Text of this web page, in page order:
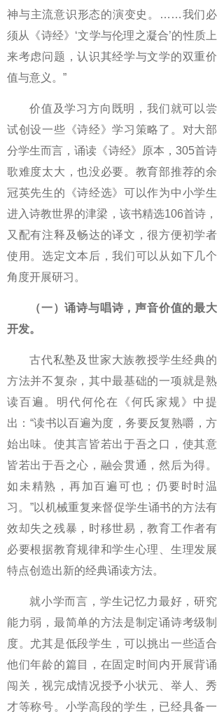
神与主流意识形态的演变史。……我们必
须从《诗经》‘文学与伦理之凝合’的性质上
来考虑问题，认识其经学与文学的双重价
值与意义。”
价值及学习方向既明，我们就可以尝
试创设一些《诗经》学习策略了。对大部
分学生而言，诵读《诗经》原本，305首诗
歌难度太大，也没必要。教育部推荐的余
冠英先生的《诗经选》可以作为中小学生
进入诗教世界的津梁，该书精选106首诗，
又配有注释及畅达的译文，很方便初学者
使用。选定文本后，我们可以从如下几个
角度开展研习。
（一）诵诗与唱诗，声音价值的最大
开发。
古代私塾及世家大族教授学生经典的
方法并不复杂，其中最基础的一项就是熟
读百遍。明代何伦在《何氏家规》中提
出：“读书以百遍为度，务要反复熟嚼，方
始出味。使其言皆若出于吾之口，使其意
皆若出于吾之心，融会贯通，然后为得。
如未精熟，再加百遍可也；仍要时时温
习。”以机械重复来督促学生诵书的方法有
效却失之残暴，时移世易，教育工作者有
必要根据教育规律和学生心理、生理发展
特点创造出新的经典诵读方法。
就小学而言，学生记忆力最好，研究
能力弱，最简单的方法是制定诵诗考级制
度。尤其是低段学生，可以挑出一些适合
他们年龄的篇目，在固定时间内开展背诵
闯关，视完成情况授予小状元、举人、秀
才等称号。小学高段的学生，已经具备一